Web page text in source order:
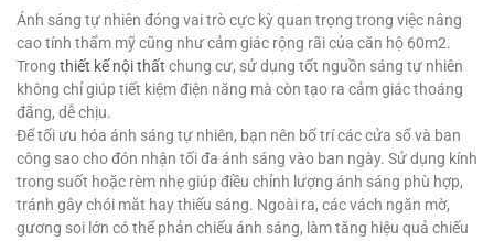
Ánh sáng tự nhiên đóng vai trò cực kỳ quan trọng trong việc nâng
cao tính thẩm mỹ cũng như cảm giác rộng rãi của căn hộ 60m2.
Trong thiết kế nội thất chung cư, sử dụng tốt nguồn sáng tự nhiên
không chỉ giúp tiết kiệm điện năng mà còn tạo ra cảm giác thoáng
đãng, dễ chịu.
Để tối ưu hóa ánh sáng tự nhiên, bạn nên bố trí các cửa sổ và ban
công sao cho đón nhận tối đa ánh sáng vào ban ngày. Sử dụng kính
trong suốt hoặc rèm nhẹ giúp điều chỉnh lượng ánh sáng phù hợp,
tránh gây chói mắt hay thiếu sáng. Ngoài ra, các vách ngăn mờ,
gương soi lớn có thể phản chiếu ánh sáng, làm tăng hiệu quả chiếu